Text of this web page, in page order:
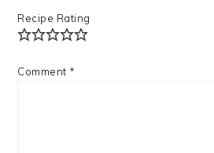
Recipe Rating
Comment *